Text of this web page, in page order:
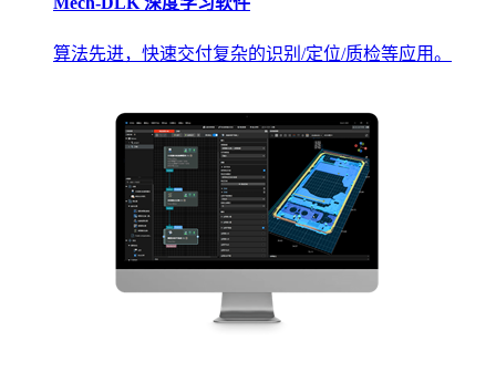
算法先进，快速交付复杂的识别/定位/质检等应用。